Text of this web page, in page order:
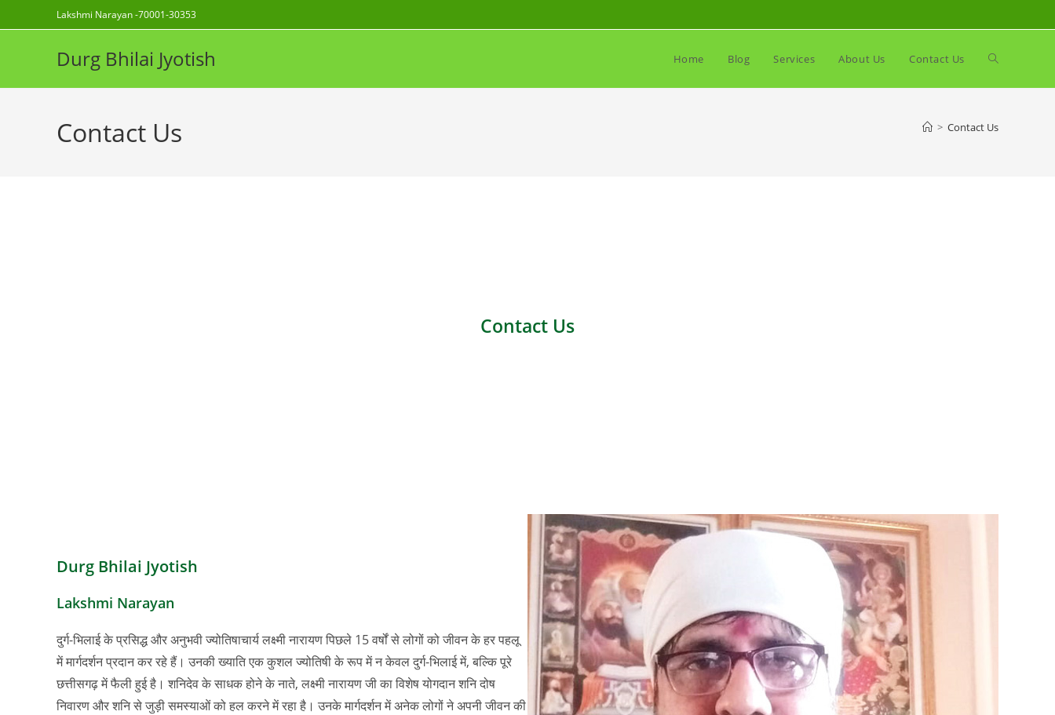
to
Lakshmi Narayan -70001-30353
Durg Bhilai Jyotish Home Blog Services About Us Contact Us Toggle
Contact Us > Contact Us
Contact Us
Durg Bhilai Jyotish
Lakshmi Narayan
दुर्ग-भिलाई के प्रसिद्ध और अनुभवी ज्योतिषाचार्य लक्ष्मी नारायण पिछले 15 वर्षों से लोगों को जीवन के हर पहलू
में मार्गदर्शन प्रदान कर रहे हैं। उनकी ख्याति एक कुशल ज्योतिषी के रूप में न केवल दुर्ग-भिलाई में, बल्कि पूरे
छत्तीसगढ़ में फैली हुई है। शनिदेव के साधक होने के नाते, लक्ष्मी नारायण जी का विशेष योगदान शनि दोष
निवारण और शनि से जुड़ी समस्याओं को हल करने में रहा है। उनके मार्गदर्शन में अनेक लोगों ने अपनी जीवन की